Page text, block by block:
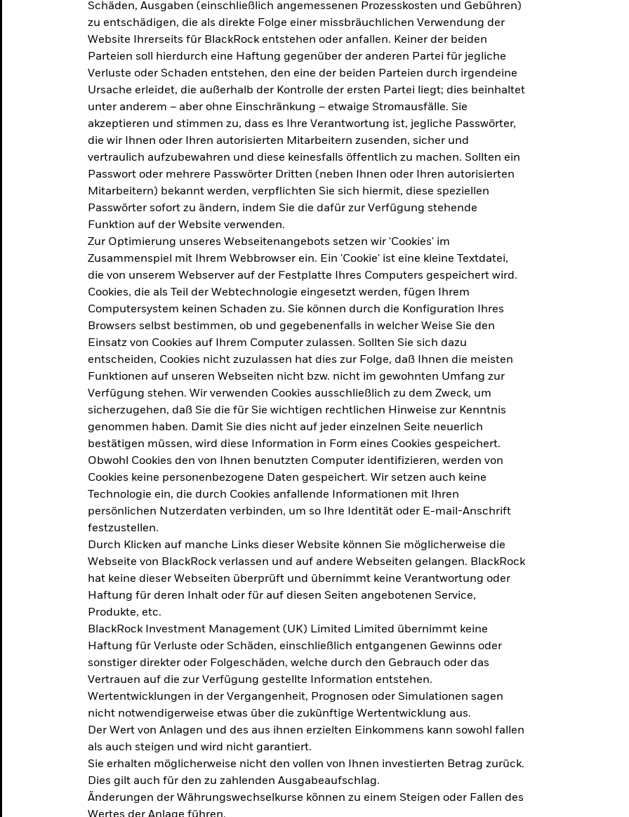
Die
in
das am
verfolgt das
demografische und
Vorschläge, um das
Den Bericht für Deutschland herunterladen
Den Bericht für Europa herunterladen
Schäden, Ausgaben (einschließlich angemessenen Prozesskosten und Gebühren)
zu entschädigen, die als direkte Folge einer missbräuchlichen Verwendung der
Website Ihrerseits für BlackRock entstehen oder anfallen. Keiner der beiden
Parteien soll hierdurch eine Haftung gegenüber der anderen Partei für jegliche
Verluste oder Schaden entstehen, den eine der beiden Parteien durch irgendeine
Ursache erleidet, die außerhalb der Kontrolle der ersten Partei liegt; dies beinhaltet
unter anderem – aber ohne Einschränkung – etwaige Stromausfälle. Sie
akzeptieren und stimmen zu, dass es Ihre Verantwortung ist, jegliche Passwörter,
die wir Ihnen oder Ihren autorisierten Mitarbeitern zusenden, sicher und
vertraulich aufzubewahren und diese keinesfalls öffentlich zu machen. Sollten ein
Passwort oder mehrere Passwörter Dritten (neben Ihnen oder Ihren autorisierten
Mitarbeitern) bekannt werden, verpflichten Sie sich hiermit, diese speziellen
Passwörter sofort zu ändern, indem Sie die dafür zur Verfügung stehende
Funktion auf der Website verwenden.
Zur Optimierung unseres Webseitenangebots setzen wir 'Cookies' im
Zusammenspiel mit Ihrem Webbrowser ein. Ein 'Cookie' ist eine kleine Textdatei,
die von unserem Webserver auf der Festplatte Ihres Computers gespeichert wird.
Cookies, die als Teil der Webtechnologie eingesetzt werden, fügen Ihrem
Computersystem keinen Schaden zu. Sie können durch die Konfiguration Ihres
Browsers selbst bestimmen, ob und gegebenenfalls in welcher Weise Sie den
Einsatz von Cookies auf Ihrem Computer zulassen. Sollten Sie sich dazu
entscheiden, Cookies nicht zuzulassen hat dies zur Folge, daß Ihnen die meisten
Funktionen auf unseren Webseiten nicht bzw. nicht im gewohnten Umfang zur
Verfügung stehen. Wir verwenden Cookies ausschließlich zu dem Zweck, um
sicherzugehen, daß Sie die für Sie wichtigen rechtlichen Hinweise zur Kenntnis
genommen haben. Damit Sie dies nicht auf jeder einzelnen Seite neuerlich
bestätigen müssen, wird diese Information in Form eines Cookies gespeichert.
Obwohl Cookies den von Ihnen benutzten Computer identifizieren, werden von
Cookies keine personenbezogene Daten gespeichert. Wir setzen auch keine
Technologie ein, die durch Cookies anfallende Informationen mit Ihren
persönlichen Nutzerdaten verbinden, um so Ihre Identität oder E-mail-Anschrift
festzustellen.
Durch Klicken auf manche Links dieser Website können Sie möglicherweise die
Webseite von BlackRock verlassen und auf andere Webseiten gelangen. BlackRock
hat keine dieser Webseiten überprüft und übernimmt keine Verantwortung oder
Haftung für deren Inhalt oder für auf diesen Seiten angebotenen Service,
Produkte, etc.
BlackRock Investment Management (UK) Limited Limited übernimmt keine
Haftung für Verluste oder Schäden, einschließlich entgangenen Gewinns oder
sonstiger direkter oder Folgeschäden, welche durch den Gebrauch oder das
Vertrauen auf die zur Verfügung gestellte Information entstehen.
Wertentwicklungen in der Vergangenheit, Prognosen oder Simulationen sagen
nicht notwendigerweise etwas über die zukünftige Wertentwicklung aus.
Der Wert von Anlagen und des aus ihnen erzielten Einkommens kann sowohl fallen
als auch steigen und wird nicht garantiert.
Sie erhalten möglicherweise nicht den vollen von Ihnen investierten Betrag zurück.
Dies gilt auch für den zu zahlenden Ausgabeaufschlag.
Änderungen der Währungswechselkurse können zu einem Steigen oder Fallen des